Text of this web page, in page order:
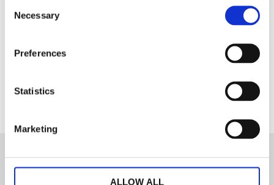
Selection
Necessary
Preferences
Statistics
Marketing
ALLOW ALL
OBS, Miljö och detaljbilder visar ej alltid aktuell färg.
Nyhetsbrev